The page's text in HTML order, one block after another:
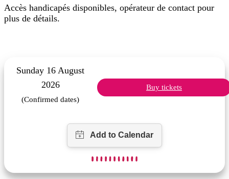
Accès handicapés disponibles, opérateur de contact pour
plus de détails.
Sunday 16 August
2026
(Confirmed dates)
Buy tickets